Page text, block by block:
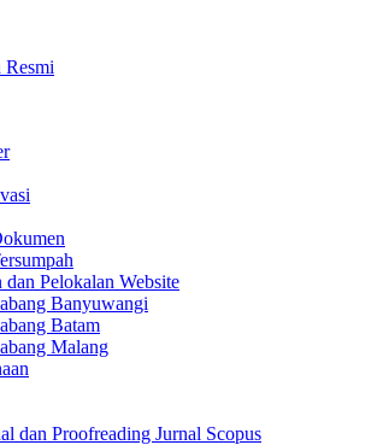
dan Pelokalan Website
Banyuwangi
Batam
Malang
dan Proofreading Jurnal Scopus